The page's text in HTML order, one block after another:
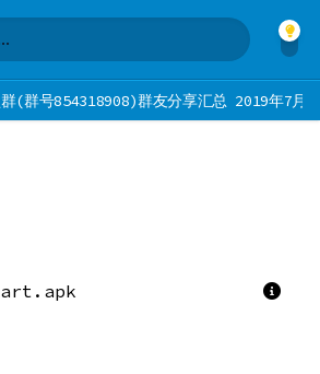
(群号854318908)群友分享汇总 2019年7月